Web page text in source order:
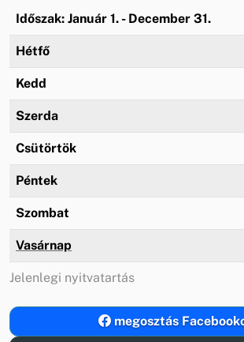
Időszak: Január 1. - December 31.
Hétfő
Kedd
Szerda
Csütörtök
Péntek
Szombat
Vasárnap
Jelenlegi nyitvatartás
megosztás